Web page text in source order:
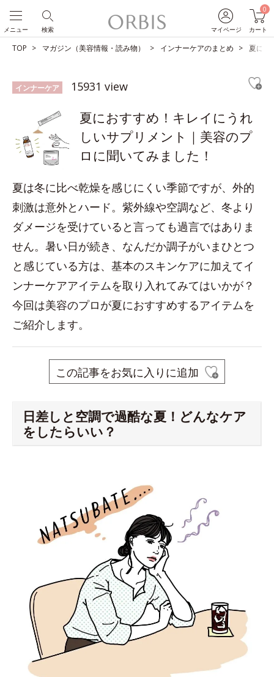
マイページ
0
カート
検索
メニュー
TOP マガジン（美容情報・読み物） インナーケアのまとめ 夏にお
インナーケア 15931 view
夏におすすめ！キレイにうれ
しいサプリメント｜美容のプ
ロに聞いてみました！
夏は冬に比べ乾燥を感じにくい季節ですが、外的
刺激は意外とハード。紫外線や空調など、冬より
ダメージを受けていると言っても過言ではありま
せん。暑い日が続き、なんだか調子がいまひとつ
と感じている方は、基本のスキンケアに加えてイ
ンナーケアアイテムを取り入れてみてはいかが？
今回は美容のプロが夏におすすめするアイテムを
ご紹介します。
この記事をお気に入りに追加
日差しと空調で過酷な夏！どんなケア
をしたらいい？